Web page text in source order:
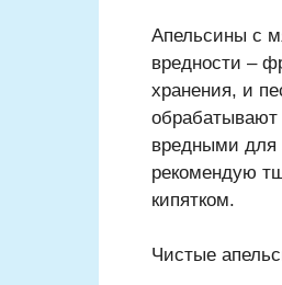
Апельсины с
вредности –
хранения, и
обрабатывают
вредными для
рекомендую
кипятком.
Чистые